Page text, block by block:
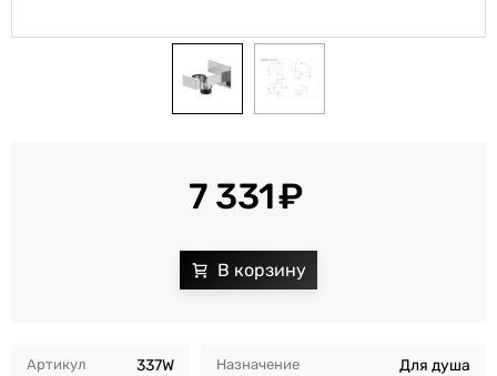
Артикул 337W Назначение Для душа
7 331